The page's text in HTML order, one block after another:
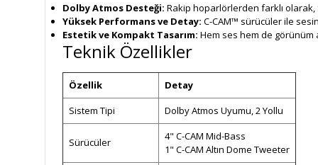
Dolby Atmos Desteği: Rakip hoparlörlerden farklı
Yüksek Performans ve Detay: C-CAM™ sürücüler ile
Estetik ve Kompakt Tasarım: Hem ses hem de görünüm
Teknik Özellikler
Özellik
Detay
Sistem Tipi
Dolby Atmos Uyumu, 2 Yollu
Sürücüler
4" C-CAM Mid-Bass
1" C-CAM Altın Dome Tweeter